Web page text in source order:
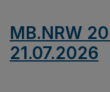
MB.NRW
21.07.2026